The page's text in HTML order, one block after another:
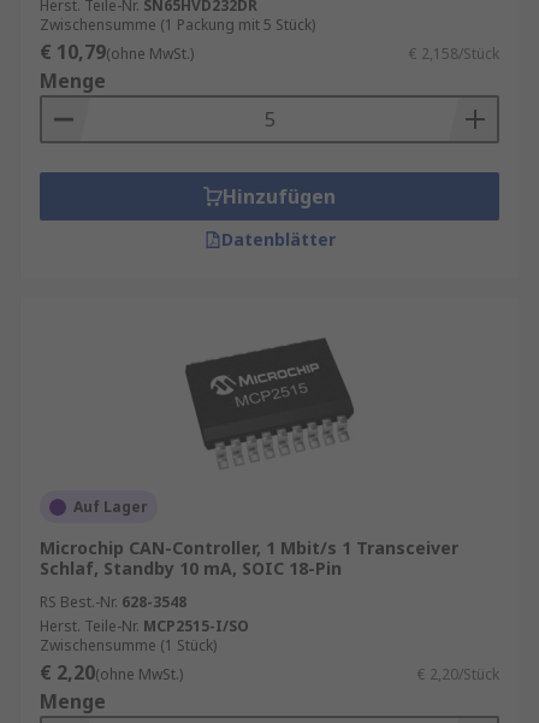
Herst. Teile-Nr. SN65HVD232DR
Zwischensumme (1 Packung mit 5 Stück)
€ 10,79(ohne MwSt.) € 2,158/Stück
Menge
Hinzufügen
Datenblätter
Auf Lager
Microchip CAN-Controller, 1 Mbit/s 1 Transceiver
Schlaf, Standby 10 mA, SOIC 18-Pin
RS Best.-Nr. 628-3548
Herst. Teile-Nr. MCP2515-I/SO
Zwischensumme (1 Stück)
€ 2,20(ohne MwSt.) € 2,20/Stück
Menge